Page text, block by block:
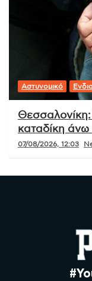
Αστυνομικό
καταδίκη άνω
07/08/2026, 12:03